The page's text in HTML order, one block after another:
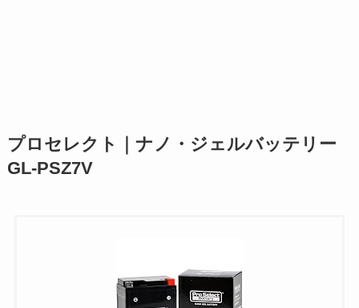
プロセレクト｜ナノ・ジェルバッテリー
GL-PSZ7V